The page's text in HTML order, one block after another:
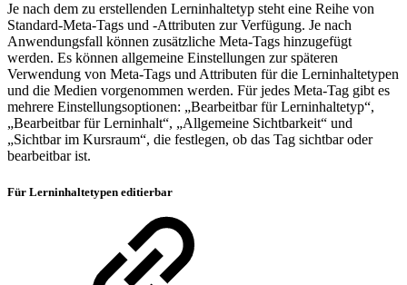
Je nach dem zu erstellenden Lerninhaltetyp steht eine Reihe von
Standard-Meta-Tags und -Attributen zur Verfügung. Je nach
Anwendungsfall können zusätzliche Meta-Tags hinzugefügt
werden. Es können allgemeine Einstellungen zur späteren
Verwendung von Meta-Tags und Attributen für die Lerninhaltetypen
und die Medien vorgenommen werden. Für jedes Meta-Tag gibt es
mehrere Einstellungsoptionen: „Bearbeitbar für Lerninhaltetyp“,
„Bearbeitbar für Lerninhalt“, „Allgemeine Sichtbarkeit“ und
„Sichtbar im Kursraum“, die festlegen, ob das Tag sichtbar oder
bearbeitbar ist.
Für Lerninhaltetypen editierbar